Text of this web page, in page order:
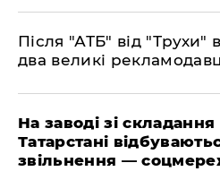
​Після "АТБ" від "Трухи"
два великі
​На заводі зі
Татарстані
звільнення —